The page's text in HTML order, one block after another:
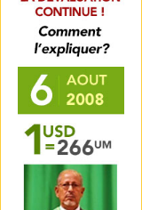
Mauritanie : Les 10 premiers au
BEPC 2026
Un syndicat de l’enseignement
rejette la...